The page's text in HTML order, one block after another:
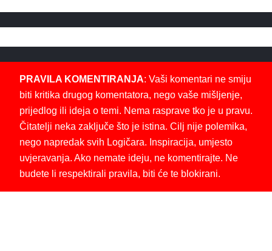
PRAVILA KOMENTIRANJA: Vaši komentari ne smiju
biti kritika drugog komentatora, nego vaše mišljenje,
prijedlog ili ideja o temi. Nema rasprave tko je u pravu.
Čitatelji neka zaključe što je istina. Cilj nije polemika,
nego napredak svih Logičara. Inspiracija, umjesto
uvjeravanja. Ako nemate ideju, ne komentirajte. Ne
budete li respektirali pravila, biti će te blokirani.